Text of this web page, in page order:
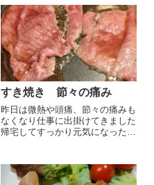
はゆっくり起きて朝昼兼用にラー
メン餃子セットお安くなっていた
ので今回はこちらの横浜家系ラー
メンで作ってみました野菜をた
っ...
すき焼き 節々の痛み
昨日は微熱や頭痛、節々の痛みも
なくなり仕事に出掛けてきました
帰宅してすっかり元気になったの
白菜、舞茸、玉ねぎ、椎茸、エノ
キ白滝、麩、焼豆腐奥出雲和牛赤